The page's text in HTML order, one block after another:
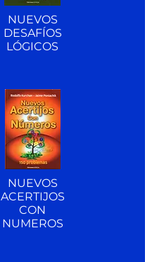
NUEVOS
DESAFÍOS
LÓGICOS
NUEVOS
ACERTIJOS
CON
NUMEROS